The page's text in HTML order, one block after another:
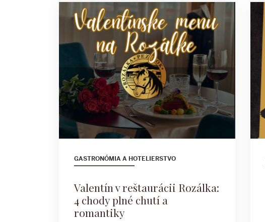
GASTRONÓMIA A HOTELIERSTVO
Valentín v reštaurácii Rozálka:
4 chody plné chutí a
romantiky